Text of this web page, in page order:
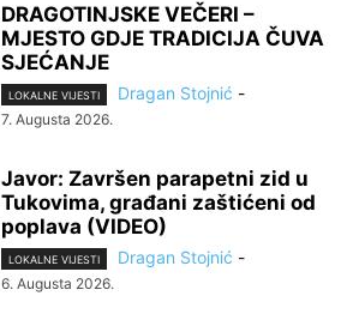
DRAGOTINJSKE VEČERI –
MJESTO GDJE TRADICIJA ČUVA
SJEĆANJE
LOKALNE VIJESTI Dragan Stojnić -
7. Augusta 2026.
Javor: Završen parapetni zid u
Tukovima, građani zaštićeni od
poplava (VIDEO)
LOKALNE VIJESTI Dragan Stojnić -
6. Augusta 2026.